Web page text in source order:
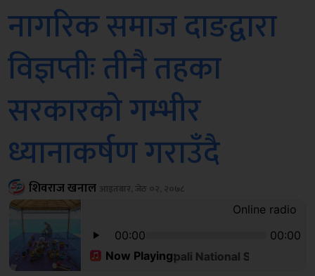
नागरिक समाज दाङद्वारा
विज्ञप्तीः तीनै तहका
सरकारको गम्भीर
ध्यानाकर्षण गराउँदै
शिवराज खनाल आइतबार, जेठ ०२, २०७८